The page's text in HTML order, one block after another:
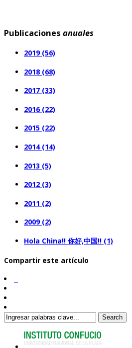
Publicaciones anuales
2019 (56)
2018 (68)
2017 (33)
2016 (22)
2015 (22)
2014 (14)
2013 (5)
2012 (3)
2011 (2)
2009 (2)
Hola China!! 你好,中国!! (1)
Compartir este artículo
Search